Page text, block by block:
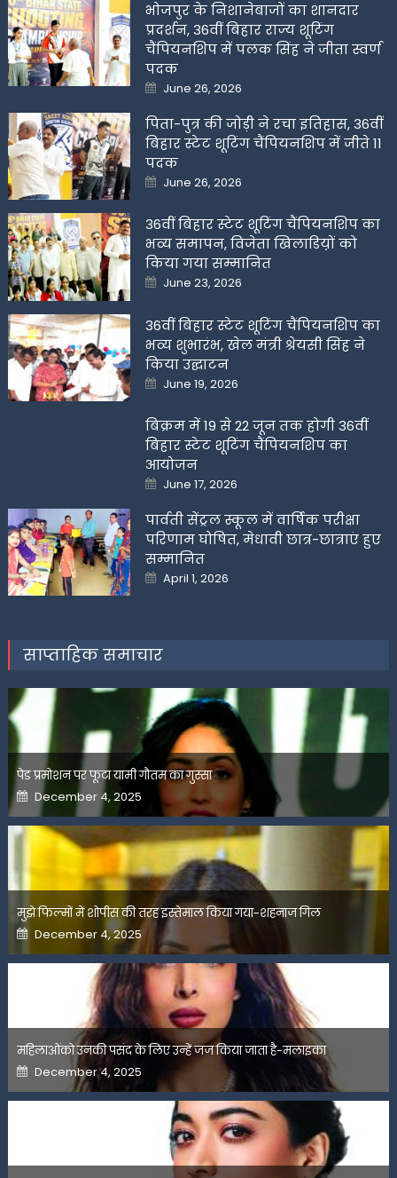
भोजपुर के निशानेबाजों का शानदार
प्रदर्शन, 36वीं बिहार राज्य शूटिंग
चैंपियनशिप में पलक सिंह ने जीता स्वर्ण
पदक
Posted
on
June 26, 2026
पिता-पुत्र की जोड़ी ने रचा इतिहास, 36वीं
बिहार स्टेट शूटिंग चैंपियनशिप में जीते 11
पदक
Posted
on
June 26, 2026
36वीं बिहार स्टेट शूटिंग चैंपियनशिप का
भव्य समापन, विजेता खिलाडिय़ों को
किया गया सम्मानित
Posted
on
June 23, 2026
36वीं बिहार स्टेट शूटिंग चैंपियनशिप का
भव्य शुभारंभ, खेल मंत्री श्रेयसी सिंह ने
किया उद्घाटन
Posted
on
June 19, 2026
बिक्रम में 19 से 22 जून तक होगी 36वीं
बिहार स्टेट शूटिंग चैंपियनशिप का
आयोजन
Posted
on
June 17, 2026
पार्वती सेंट्रल स्कूल में वार्षिक परीक्षा
परिणाम घोषित, मेधावी छात्र-छात्राएं हुए
सम्मानित
Posted
on
April 1, 2026
साप्ताहिक समाचार
पेड प्रमोशन पर फूटा यामी गौतम का गुस्सा
Posted
on
December 4, 2025
मुझे फिल्मों में शोपीस की तरह इस्तेमाल किया गया-शहनाज गिल
Posted
on
December 4, 2025
महिलाओंको उनकी पसंद के लिए उन्हें जज किया जाता है-मलाइका
Posted
on
December 4, 2025